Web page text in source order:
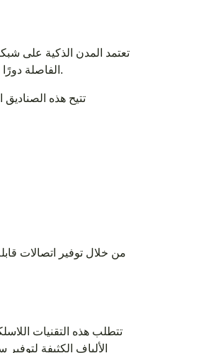
تعتمد المدن الذكية على
الفاصلة دورًا حاسمًا في هذه البيئات من خلال توزيع الإشارات الضوئية من النقاط المركزية إلى نقاط النهاية المختلفة.
تتيح هذه
من خلال توفير اتصالات
الألياف الكثيفة